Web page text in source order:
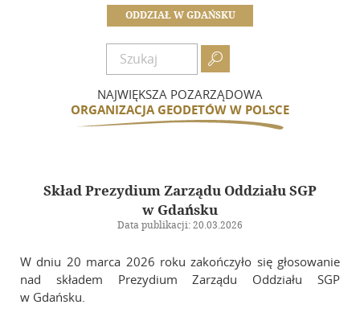
ODDZIAŁ W GDAŃSKU

NAJWIĘKSZA POZARZĄDOWA
ORGANIZACJA GEODETÓW W POLSCE
Historia Oddziału
Dokumenty
Składki
Kalendarz wydarzeń
Biuletyn
Galeria
Skład Prezydium Zarządu Oddziału SGP
w Gdańsku
Data publikacji: 20.03.2026
W dniu 20 marca 2026 roku zakończyło się głosowanie
nad składem Prezydium Zarządu Oddziału SGP
w Gdańsku.